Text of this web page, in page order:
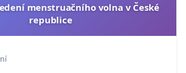
menstruačního volna v České
republice